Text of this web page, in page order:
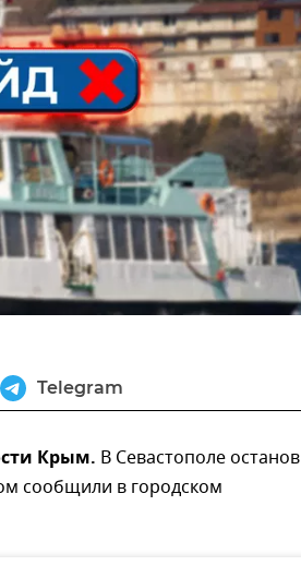
Telegram
Крым. В Севастополе
сообщили в городском